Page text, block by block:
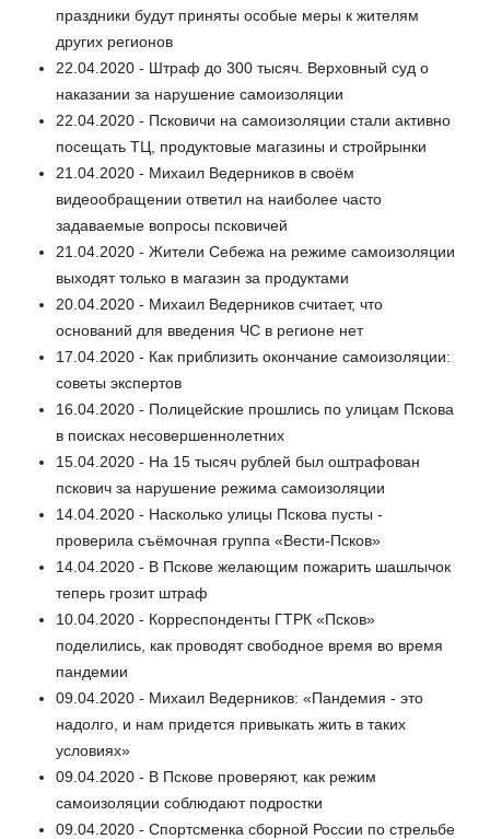
праздники будут приняты особые меры к жителям
других регионов
22.04.2020 - Штраф до 300 тысяч. Верховный суд о
наказании за нарушение самоизоляции
22.04.2020 - Псковичи на самоизоляции стали активно
посещать ТЦ, продуктовые магазины и стройрынки
21.04.2020 - Михаил Ведерников в своём
видеообращении ответил на наиболее часто
задаваемые вопросы псковичей
21.04.2020 - Жители Себежа на режиме самоизоляции
выходят только в магазин за продуктами
20.04.2020 - Михаил Ведерников считает, что
оснований для введения ЧС в регионе нет
17.04.2020 - Как приблизить окончание самоизоляции:
советы экспертов
16.04.2020 - Полицейские прошлись по улицам Пскова
в поисках несовершеннолетних
15.04.2020 - На 15 тысяч рублей был оштрафован
пскович за нарушение режима самоизоляции
14.04.2020 - Насколько улицы Пскова пусты -
проверила съёмочная группа «Вести-Псков»
14.04.2020 - В Пскове желающим пожарить шашлычок
теперь грозит штраф
10.04.2020 - Корреспонденты ГТРК «Псков»
поделились, как проводят свободное время во время
пандемии
09.04.2020 - Михаил Ведерников: «Пандемия - это
надолго, и нам придется привыкать жить в таких
условиях»
09.04.2020 - В Пскове проверяют, как режим
самоизоляции соблюдают подростки
09.04.2020 - Спортсменка сборной России по стрельбе